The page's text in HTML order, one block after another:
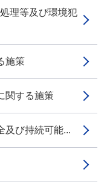
理等及び環境犯
施策
関する施策
び持続可能...